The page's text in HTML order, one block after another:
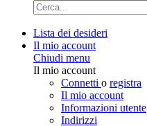
Lista dei desideri
Il mio account
Chiudi menu
Il mio account
Connetti o registra
Il mio account
Informazioni utente
Indirizzi